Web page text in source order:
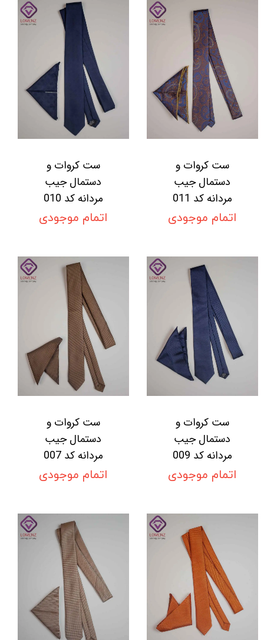
ست کروات و
دستمال جیب
مردانه کد 011
اتمام موجودی
ست کروات و
دستمال جیب
مردانه کد 010
اتمام موجودی
ست کروات و
دستمال جیب
مردانه کد 009
اتمام موجودی
ست کروات و
دستمال جیب
مردانه کد 007
اتمام موجودی